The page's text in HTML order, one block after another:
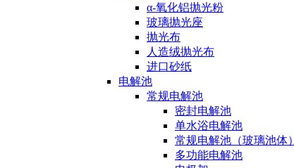
α-氧化铝抛光粉
玻璃抛光座
抛光布
人造绒抛光布
进口砂纸
电解池
常规电解池
密封电解池
单水浴电解池
常规电解池（玻璃池体）
多功能电解池